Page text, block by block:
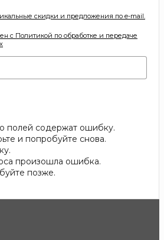
скидки и предложения по e-mail.
с Политикой по обработке и передаче
полей содержат ошибку.
и попробуйте снова.
произошла ошибка.
позже.